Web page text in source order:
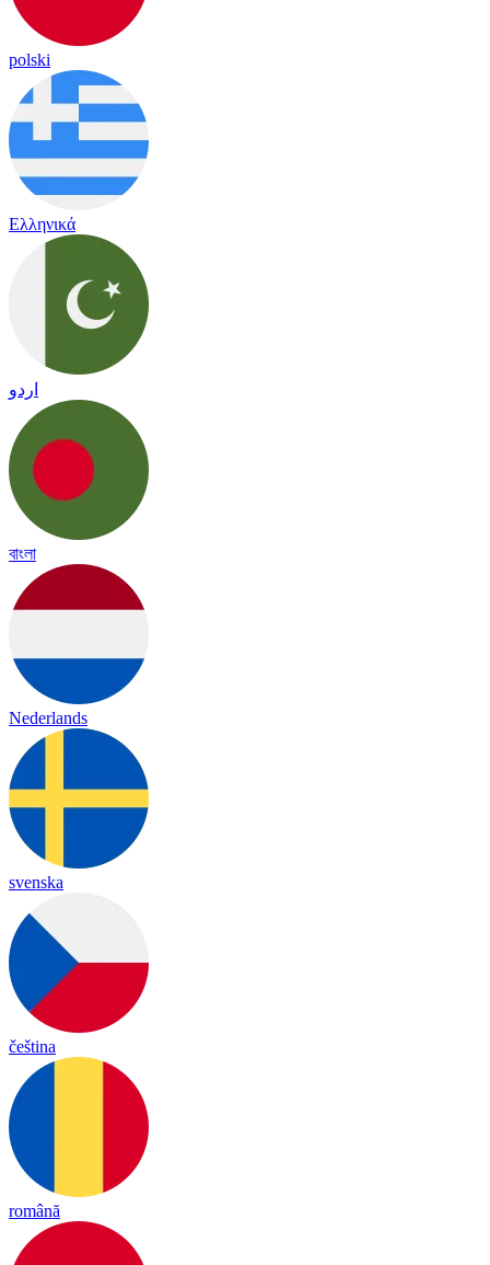
polski
Ελληνικά
اردو
বাংলা
Nederlands
svenska
čeština
română